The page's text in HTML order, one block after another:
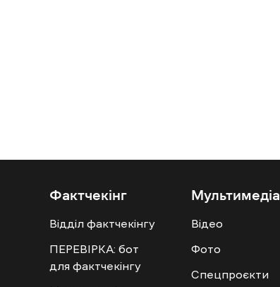
Фактчекінг
Відділ фактчекінгу
ПЕРЕВІРКА: бот
для фактчекінгу
Мультимедіа
Відео
Фото
Спецпроєкти